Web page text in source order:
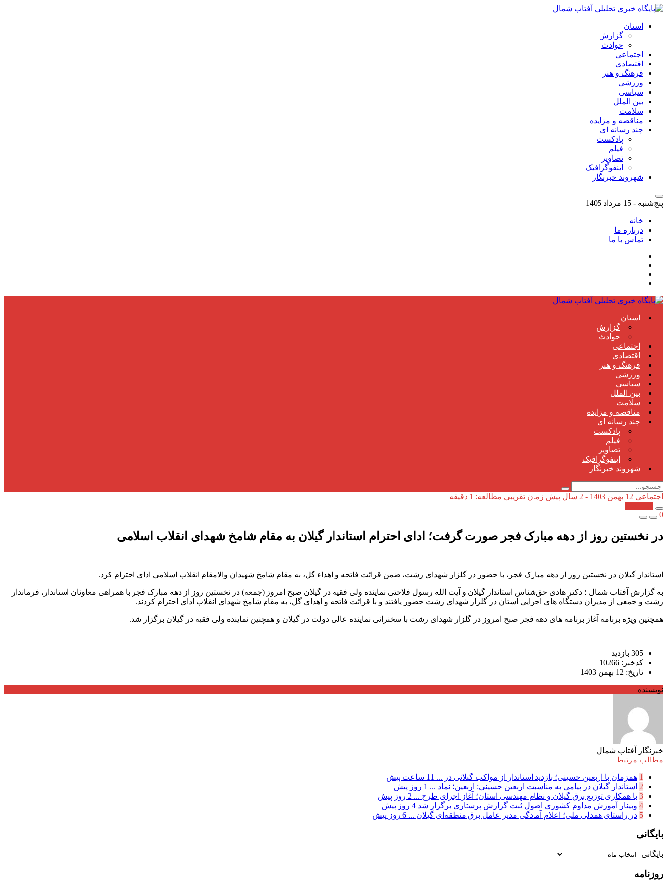
استان
گزارش
حوادث
اجتماعی
اقتصادی
فرهنگ و هنر
ورزشی
سیاسی
بین الملل
سلامت
مناقصه و مزایده
چند رسانه ای
پادکست
فیلم
تصاویر
اینفوگرافیک
شهروند خبرنگار
پنج‌شنبه - 15 مرداد 1405
خانه
درباره ما
تماس با ما
استان
گزارش
حوادث
اجتماعی
اقتصادی
فرهنگ و هنر
ورزشی
سیاسی
بین الملل
سلامت
مناقصه و مزایده
چند رسانه ای
پادکست
فیلم
تصاویر
اینفوگرافیک
شهروند خبرنگار
اجتماعی 12 بهمن 1403 - 2 سال پیش
زمان تقریبی مطالعه: 1 دقیقه
0
در نخستین روز از دهه مبارک فجر صورت گرفت؛ ادای احترام استاندار گیلان به مقام شامخ شهدای انقلاب اسلامی
استاندار گیلان در نخستین روز از دهه مبارک فجر، با حضور در گلزار شهدای رشت، ضمن قرائت فاتحه و اهداء گل، به مقام شامخ شهیدان والامقام انقلاب اسلامی ادای احترام کرد.
به گزارش آفتاب شمال ؛ دکتر هادی حق‌شناس استاندار گیلان و آیت الله رسول فلاحتی نماینده ولی فقیه در گیلان صبح امروز (جمعه) در نخستین روز از دهه مبارک فجر با همراهی معاونان استاندار، فرماندار
رشت و جمعی از مدیران دستگاه های اجرایی استان در گلزار شهدای رشت حضور یافتند و با قرائت فاتحه و اهدای گل، به مقام شامخ شهدای انقلاب ادای احترام کردند.
همچنین ویژه برنامه آغاز برنامه های دهه فجر صبح امروز در گلزار شهدای رشت با سخنرانی نماینده عالی دولت در گیلان و همچنین نماینده ولی فقیه در گیلان برگزار شد.
305 بازدید
کدخبر: 10266
تاریخ: 12 بهمن 1403
نویسنده
خبرنگار آفتاب شمال
مطالب مرتبط
1 همزمان با اربعین حسینی؛ بازدید استاندار از مواکب گیلانی در ... 11 ساعت پیش
2 استاندار گیلان در پیامی به مناسبت اربعین حسینی: اربعین؛ نماد ... 1 روز پیش
3 با همکاری توزیع برق گیلان و نظام مهندسی استان؛ آغاز اجرای طرح ... 2 روز پیش
4 وبینار آموزش مداوم کشوری اصول ثبت گزارش پرستاری برگزار شد 4 روز پیش
5 در راستای همدلی ملی؛ اعلام آمادگی مدیر عامل برق منطقه‌ای گیلان ... 6 روز پیش
بایگانی
بایگانی
روزنامه